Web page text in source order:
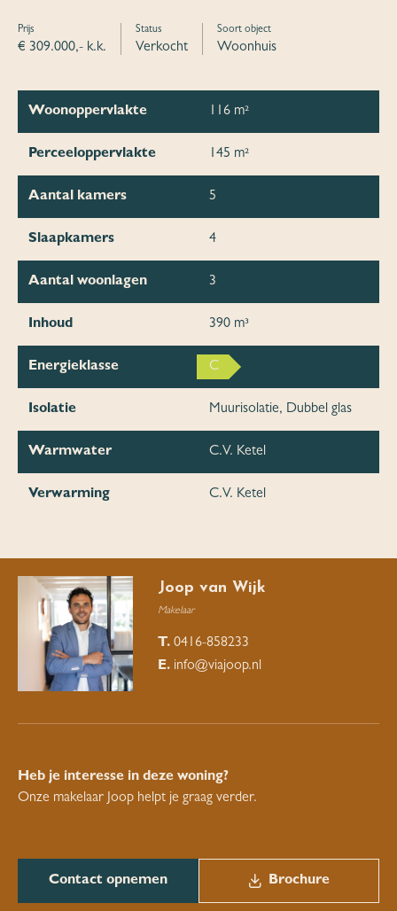
Prijs
€ 309.000,- k.k.
Status
Verkocht
Soort object
Woonhuis
Woonoppervlakte 116 m²
Perceeloppervlakte 145 m²
Aantal kamers 5
Slaapkamers 4
Aantal woonlagen 3
Inhoud 390 m³
Energieklasse C
Isolatie Muurisolatie, Dubbel glas
Warmwater C.V. Ketel
Verwarming C.V. Ketel
Joop van Wijk
Makelaar
T. 0416-858233
E. info@viajoop.nl
Heb je interesse in deze woning?
Onze makelaar Joop helpt je graag verder.
Contact opnemen Brochure